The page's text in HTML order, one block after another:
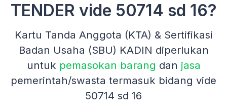
TENDER vide 50714 sd 16?
Kartu Tanda Anggota (KTA) & Sertifikasi
Badan Usaha (SBU) KADIN diperlukan
untuk pemasokan barang dan jasa
pemerintah/swasta termasuk bidang vide
50714 sd 16